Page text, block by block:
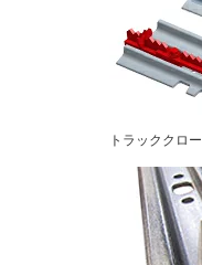
トラッククロー